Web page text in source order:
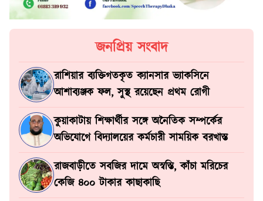
জনপ্রিয় সংবাদ
রাশিয়ার ব্যক্তিগতকৃত ক্যানসার ভ্যাকসিনে
আশাব্যঞ্জক ফল, সুস্থ রয়েছেন প্রথম রোগী
কুয়াকাটায় শিক্ষার্থীর সঙ্গে অনৈতিক সম্পর্কের
অভিযোগে বিদ্যালয়ের কর্মচারী সাময়িক বরখাস্ত
রাজবাড়ীতে সবজির দামে অস্বস্তি, কাঁচা মরিচের
কেজি ৪০০ টাকার কাছাকাছি